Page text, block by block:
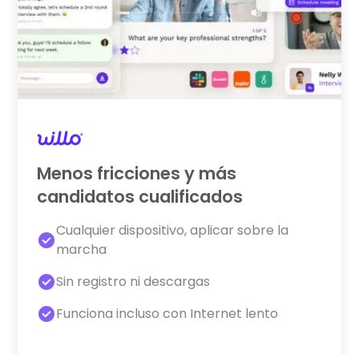
Menos fricciones y más
candidatos cualificados
Cualquier dispositivo, aplicar sobre la
marcha
Sin registro ni descargas
Funciona incluso con Internet lento